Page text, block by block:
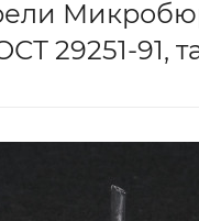
29251-91,